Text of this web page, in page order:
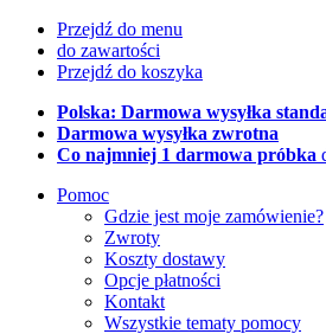
Przejdź do menu
do zawartości
Przejdź do koszyka
Polska: Darmowa wysyłka
Darmowa wysyłka zwrotna
Co najmniej 1 darmowa próbka
Pomoc
Gdzie jest moje zamówienie?
Zwroty
Koszty dostawy
Opcje płatności
Kontakt
Wszystkie tematy pomocy